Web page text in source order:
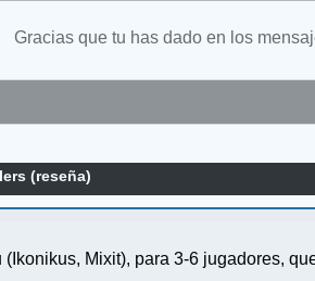
Gracias que tu has dado en los
(reseña)
Mixit), para 3-6 jugadores,